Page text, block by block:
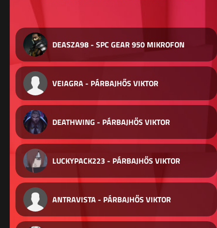
DEASZA98 - SPC GEAR 950 MIKROFON
VEIAGRA - PÁRBAJHŐS VIKTOR
DEATHWING - PÁRBAJHŐS VIKTOR
LUCKYPACK223 - PÁRBAJHŐS VIKTOR
ANTRAVISTA - PÁRBAJHŐS VIKTOR